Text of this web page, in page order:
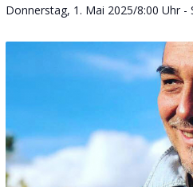
Donnerstag, 1. Mai 2025/8:00 Uhr -